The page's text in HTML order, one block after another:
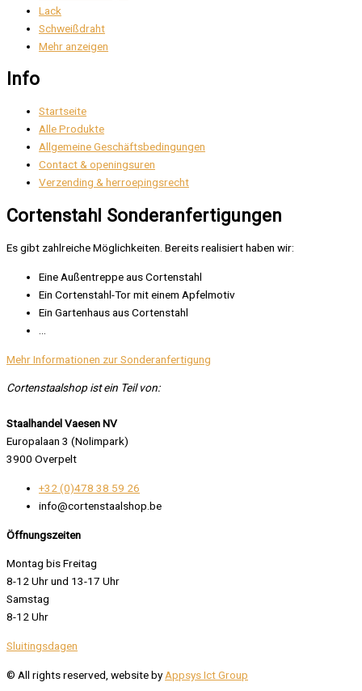
Lack
Schweißdraht
Mehr anzeigen
Info
Startseite
Alle Produkte
Allgemeine Geschäftsbedingungen
Contact & openingsuren
Verzending & herroepingsrecht
Cortenstahl Sonderanfertigungen
Es gibt zahlreiche Möglichkeiten. Bereits realisiert haben wir:
Eine Außentreppe aus Cortenstahl
Ein Cortenstahl-Tor mit einem Apfelmotiv
Ein Gartenhaus aus Cortenstahl
Mehr Informationen zur Sonderanfertigung
Cortenstaalshop ist ein Teil von:
Staalhandel Vaesen NV
Europalaan 3 (Nolimpark)
3900 Overpelt
+32 (0)478 38 59 26
info@cortenstaalshop.be
Öffnungszeiten
Montag bis Freitag
8-12 Uhr und 13-17 Uhr
Samstag
8-12 Uhr
Sluitingsdagen
© All rights reserved, website byAppsys Ict Group